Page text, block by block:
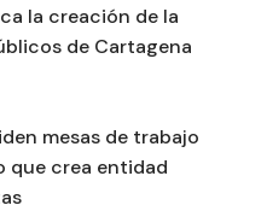
la creación de la
de Cartagena
mesas de trabajo
que crea entidad